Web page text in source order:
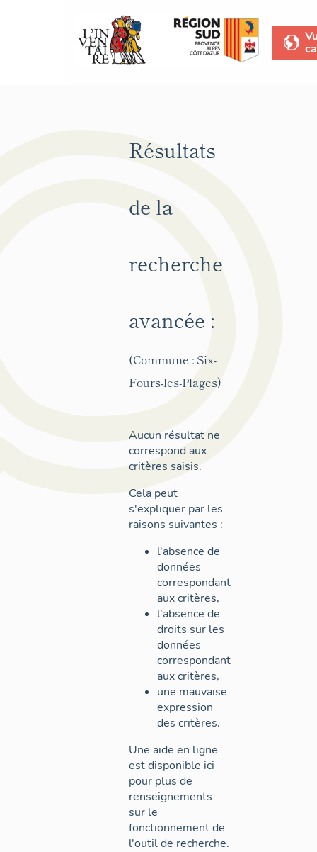
Résultats
de la
recherche
avancée :
(Commune : Six-
Fours-les-Plages)
Aucun résultat ne
correspond aux
critères saisis.
Cela peut
s'expliquer par les
raisons suivantes :
l'absence de
données
correspondant
aux critères,
l'absence de
droits sur les
données
correspondant
aux critères,
une mauvaise
expression
des critères.
Une aide en ligne
est disponible ici
pour plus de
renseignements
sur le
fonctionnement de
l'outil de recherche.